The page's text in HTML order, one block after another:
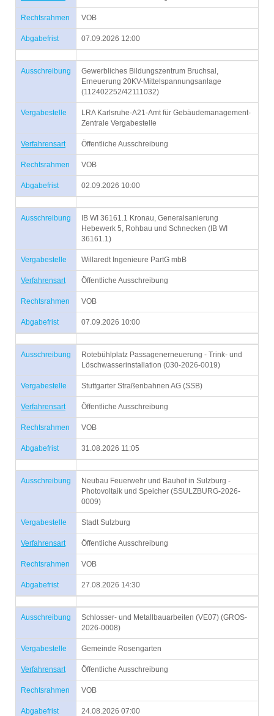
Rechtsrahmen VOB
Abgabefrist 07.09.2026 12:00
Ausschreibung
Gewerbliches Bildungszentrum Bruchsal,
Erneuerung 20KV-Mittelspannungsanlage
(112402252/42111032)
Vergabestelle
LRA Karlsruhe-A21-Amt für Gebäudemanagement-
Zentrale Vergabestelle
Verfahrensart Öffentliche Ausschreibung
Rechtsrahmen VOB
Abgabefrist 02.09.2026 10:00
Ausschreibung
IB WI 36161.1 Kronau, Generalsanierung
Hebewerk 5, Rohbau und Schnecken (IB WI
36161.1)
Vergabestelle Willaredt Ingenieure PartG mbB
Verfahrensart Öffentliche Ausschreibung
Rechtsrahmen VOB
Abgabefrist 07.09.2026 10:00
Ausschreibung
Rotebühlplatz Passagenerneuerung - Trink- und
Löschwasserinstallation (030-2026-0019)
Vergabestelle Stuttgarter Straßenbahnen AG (SSB)
Verfahrensart Öffentliche Ausschreibung
Rechtsrahmen VOB
Abgabefrist 31.08.2026 11:05
Ausschreibung
Neubau Feuerwehr und Bauhof in Sulzburg -
Photovoltaik und Speicher (SSULZBURG-2026-
0009)
Vergabestelle Stadt Sulzburg
Verfahrensart Öffentliche Ausschreibung
Rechtsrahmen VOB
Abgabefrist 27.08.2026 14:30
Ausschreibung
Schlosser- und Metallbauarbeiten (VE07) (GROS-
2026-0008)
Vergabestelle Gemeinde Rosengarten
Verfahrensart Öffentliche Ausschreibung
Rechtsrahmen VOB
Abgabefrist 24.08.2026 07:00